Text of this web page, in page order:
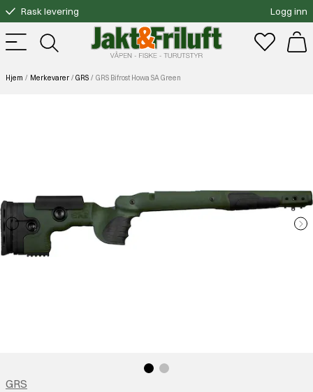
Rask levering
Gratis bytte
Fri frakt over 3000.-
Logg inn
Hjem Merkevarer GRS GRS Bifrost Howa SA Green
GRS